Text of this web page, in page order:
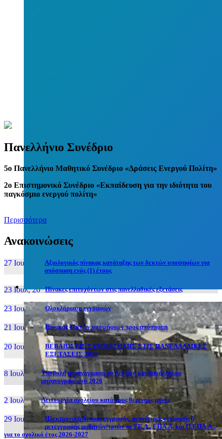
Πανελλήνιο Συνέδριο
5o Πανελλήνιο Μαθητικό Συνέδριο «Δράσεις Ενεργού Πολίτη»
2ο Επιστημονικό Συνέδριο «Εκπαίδευση για την ιδιότητα του
παγκόσμιο ενεργού πολίτη»
Περισσότερα
Ανακοινώσεις
27 Ιουν, 26
Αξιολογικός πίνακας κατάταξης των δεκτών υποψηφίων για
απόσπαση ενός (1) έτους
23 Ιουλ, 26 Πίνακες επιτυχόντων στις πανελλαδικές εξετάσεις
23 Ιουλ, 26 Ολοκλήρωση εγγραφών
21 Ιουλ, 26 Πίνακας δεκτών υποψήφιων προς απόσπαση
20 Ιουλ, 26
ΒΕΒΑΙΩΣΕΙΣ ΣΥΜΜΕΤΟΧΗΣ ΣΤΙΣ ΠΑΝΕΛΛΑΔΙΚΕΣ
ΕΞΕΤΑΣΕΙΣ 2026
8 Ιουλ, 26
Υποβολή μηχανογραφικού δελτίου και παράλληλου
μηχανογραφικού 2026
2 Ιουλ, 26 Λειτουργία σχολείου κατά τους θερινούς μήνες
29 Ιουν, 26
Ηλεκτρονική Αίτηση εγγραφής, ανανέωσης εγγραφής ή
μετεγγραφής μαθητών/τριών σε ΓΕ.Λ., ΕΠΑ.Λ. και Π.ΕΠΑ.Λ.,
για το σχολικό έτος 2026-2027